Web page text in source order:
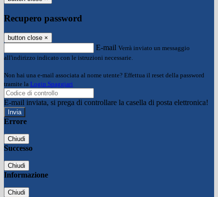
Recupero password
button close ×
E-mail Verrà inviato un messaggio
all'indirizzo indicato con le istruzioni necessarie.
Non hai una e-mail associata al nome utente? Effettua il reset della password
tramite la Login Spaggiari
E-mail inviata, si prega di controllare la casella di posta elettronica!
Errore
Chiudi
Successo
Chiudi
Informazione
Chiudi